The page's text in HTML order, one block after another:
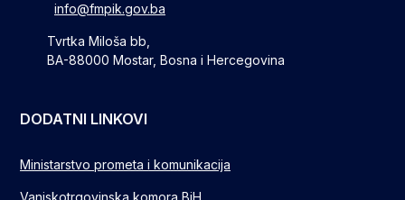
info@fmpik.gov.ba
Tvrtka Miloša bb,
BA-88000 Mostar, Bosna i Hercegovina
DODATNI LINKOVI
Ministarstvo prometa i komunikacija
Vanjskotrgovinska komora BiH